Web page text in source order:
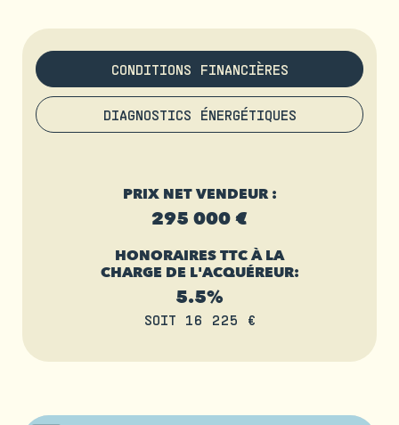
CONDITIONS FINANCIÈRES
DIAGNOSTICS ÉNERGÉTIQUES
PRIX NET VENDEUR :
295 000 €
HONORAIRES TTC À LA
CHARGE DE L'ACQUÉREUR:
5.5%
SOIT 16 225 €